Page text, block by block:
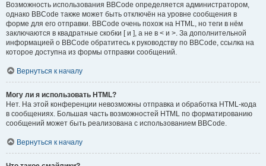
Возможность использования BBCode определяется администратором,
однако BBCode также может быть отключён на уровне сообщения в
форме для его отправки. BBCode очень похож на HTML, но теги в нём
заключаются в квадратные скобки [ и ], а не в < и >. За дополнительной
информацией о BBCode обратитесь к руководству по BBCode, ссылка на
которое доступна из формы отправки сообщений.
Вернуться к началу
Могу ли я использовать HTML?
Нет. На этой конференции невозможны отправка и обработка HTML-кода
в сообщениях. Большая часть возможностей HTML по форматированию
сообщений может быть реализована с использованием BBCode.
Вернуться к началу